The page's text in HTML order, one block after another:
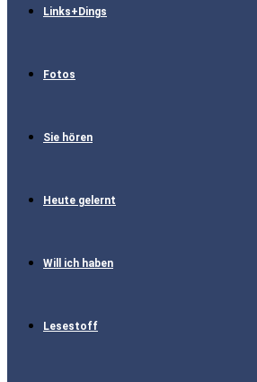
Links+Dings
Fotos
Sie hören
Heute gelernt
Will ich haben
Lesestoff